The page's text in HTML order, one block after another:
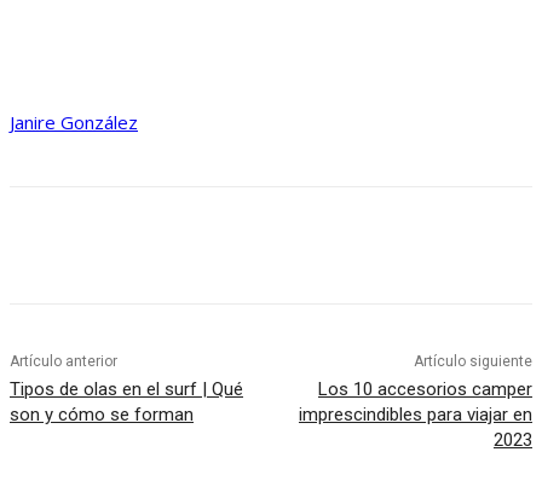
Janire González
Artículo anterior
Tipos de olas en el surf | Qué
son y cómo se forman
Artículo siguiente
Los 10 accesorios camper
imprescindibles para viajar en
2023